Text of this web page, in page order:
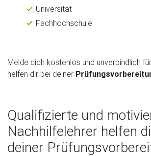
Universität
Fachhochschule
Melde dich kostenlos und unverbindlich für
helfen dir bei deiner
Qualifizierte und
Nachhilfelehrer helfen
deiner